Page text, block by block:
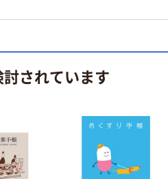
されています